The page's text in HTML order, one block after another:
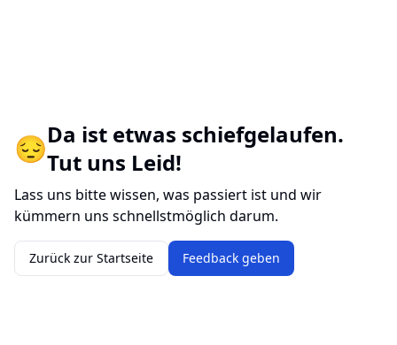
😔Da ist etwas schiefgelaufen.
Tut uns Leid!
Lass uns bitte wissen, was passiert ist und wir
kümmern uns schnellstmöglich darum.
Zurück zur Startseite Feedback geben